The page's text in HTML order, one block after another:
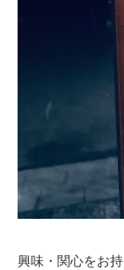
興味・関心をお